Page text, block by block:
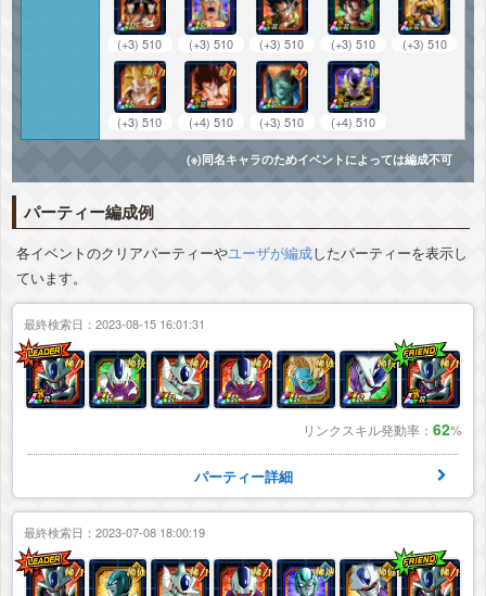
(+3) 510 (+3) 510 (+3) 510 (+3) 510 (+3) 510
(+3) 510 (+4) 510 (+3) 510 (+4) 510
(※)同名キャラのためイベントによっては編成不可
パーティー編成例
各イベントのクリアパーティーやユーザが編成したパーティーを表示し
ています。
最終検索日：2023-08-15 16:01:31
リンクスキル発動率： 62%
パーティー詳細
最終検索日：2023-07-08 18:00:19